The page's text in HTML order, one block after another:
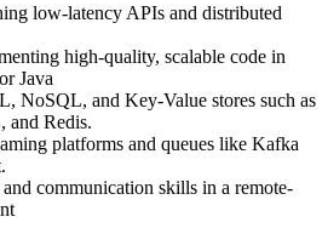
low-latency APIs and distributed
high-quality, scalable code in
Java
NoSQL, and Key-Value stores such as
and Redis.
platforms and queues like Kafka
communication skills in a remote-